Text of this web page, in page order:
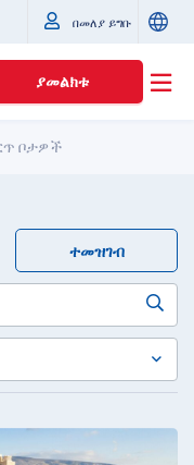
በመለያ ይግቡ
ያመልክቱ
ቦታዎች
ተመዝገብ